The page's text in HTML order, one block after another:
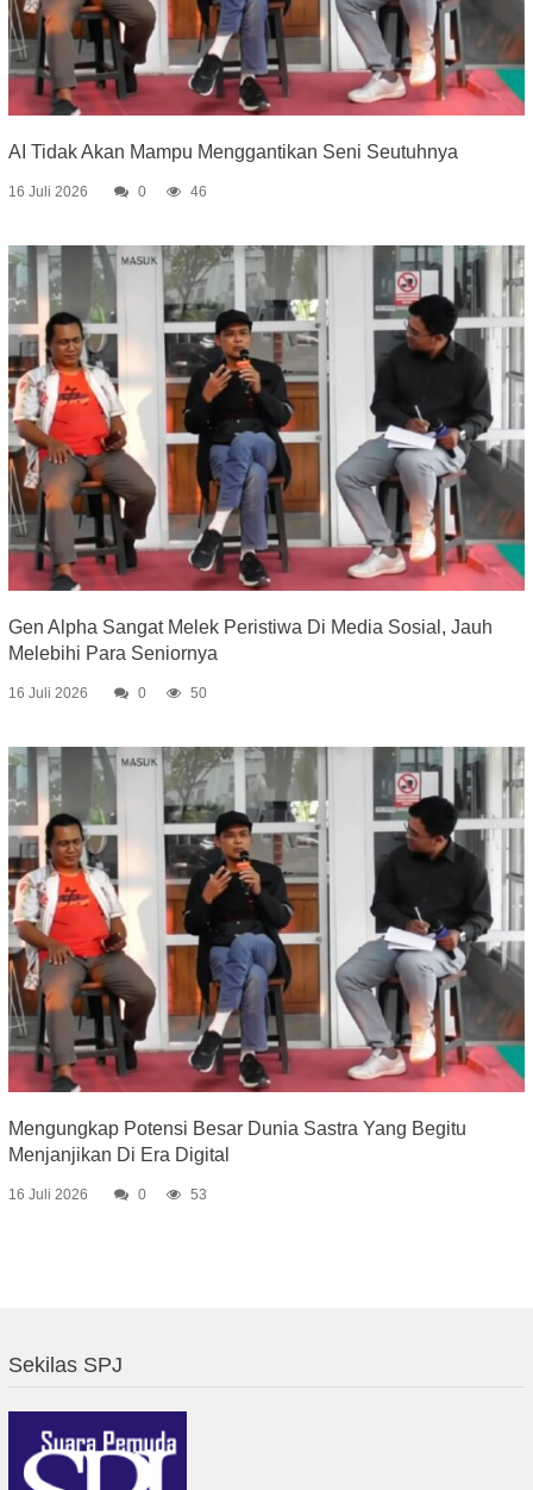
AI Tidak Akan Mampu Menggantikan Seni Seutuhnya
16 Juli 2026 0 46
Gen Alpha Sangat Melek Peristiwa Di Media Sosial, Jauh
Melebihi Para Seniornya
16 Juli 2026 0 50
Mengungkap Potensi Besar Dunia Sastra Yang Begitu
Menjanjikan Di Era Digital
16 Juli 2026 0 53
Sekilas SPJ